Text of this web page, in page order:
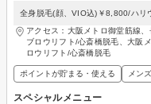
全身脱毛(顔、VIO込)￥8,800/ハリ
アクセス：大阪メトロ御堂筋線
ブロウリフト/心斎橋脱毛、大阪
ロウリフト/心斎橋脱毛
ポイントが貯まる・使える メン
スペシャルメニュー